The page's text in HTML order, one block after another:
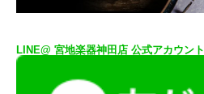
LINE@ 宮地楽器神田店 公式アカウント